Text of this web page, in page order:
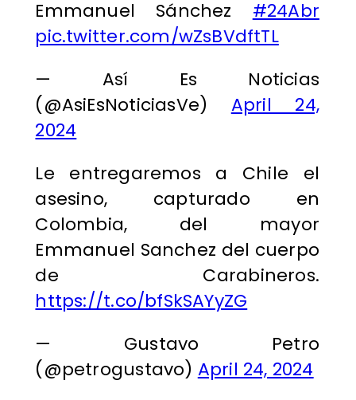
Emmanuel Sánchez #24Abr
pic.twitter.com/wZsBVdftTL
— Así Es Noticias
(@AsiEsNoticiasVe) April 24,
2024
Le entregaremos a Chile el
asesino, capturado en
Colombia, del mayor
Emmanuel Sanchez del cuerpo
de Carabineros.
https://t.co/bfSkSAYyZG
— Gustavo Petro
(@petrogustavo) April 24, 2024